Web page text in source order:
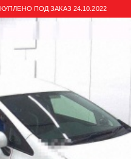
КУПЛЕНО ПОД ЗАКАЗ 24.10.2022